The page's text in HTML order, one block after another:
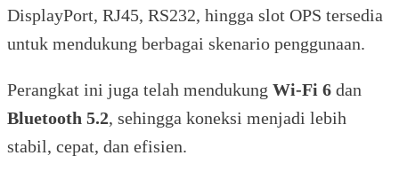
DisplayPort, RJ45, RS232, hingga slot OPS tersedia
untuk mendukung berbagai skenario penggunaan.
Perangkat ini juga telah mendukung Wi-Fi 6 dan
Bluetooth 5.2, sehingga koneksi menjadi lebih
stabil, cepat, dan efisien.